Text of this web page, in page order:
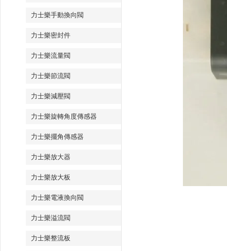
力士樂手動換向閥
力士樂密封件
力士樂流量閥
力士樂節流閥
力士樂減壓閥
力士樂旋轉角度傳感器
力士樂擺角傳感器
力士樂放大器
力士樂放大板
力士樂電液換向閥
力士樂溢流閥
力士樂整流板